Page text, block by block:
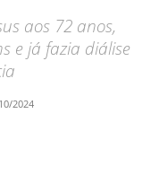
aos 72 anos,
e já fazia diálise
2024